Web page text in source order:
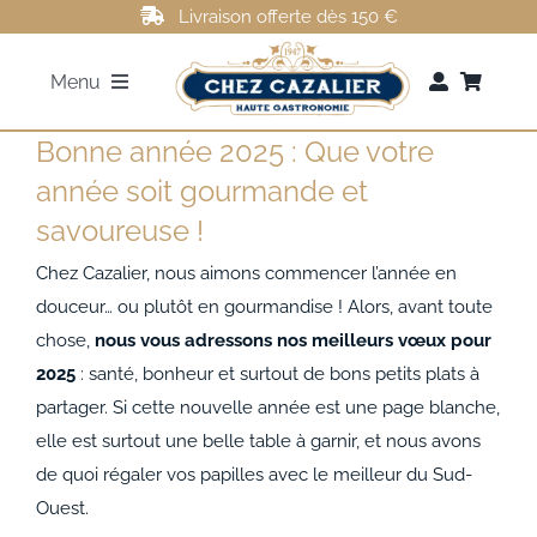
contenu
Livraison offerte dès 150 €
Menu
FOIE GRAS
ROTI DE CANARD
MAGRETS DE CANARD
CONFITS DE CANARD
AUTRES
Bonne année 2025 : Que votre
année soit gourmande et
savoureuse !
Chez Cazalier, nous aimons commencer l’année en
douceur… ou plutôt en gourmandise ! Alors, avant toute
chose, nous vous adressons nos meilleurs vœux pour
2025: santé, bonheur et surtout de bons petits plats à
partager. Si cette nouvelle année est une page blanche,
elle est surtout une belle table à garnir, et nous avons
de quoi régaler vos papilles avec le meilleur du Sud-
Ouest.